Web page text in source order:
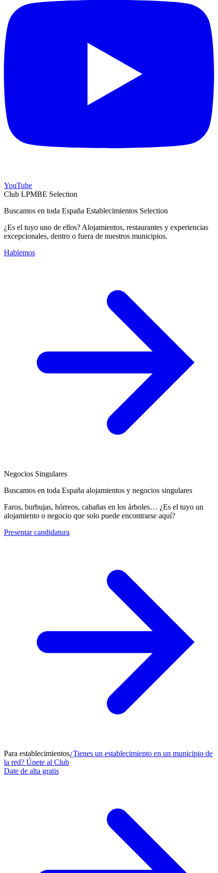
YouTube
Club LPMBE Selection
Buscamos en toda España Establecimientos Selection
¿Es el tuyo uno de ellos? Alojamientos, restaurantes y experiencias
excepcionales, dentro o fuera de nuestros municipios.
Hablemos
Negocios Singulares
Buscamos en toda España alojamientos y negocios singulares
Faros, burbujas, hórreos, cabañas en los árboles… ¿Es el tuyo un
alojamiento o negocio que solo puede encontrarse aquí?
Presentar candidatura
Para establecimientos¿Tienes un establecimiento en un municipio de
la red? Únete al Club
Date de alta gratis